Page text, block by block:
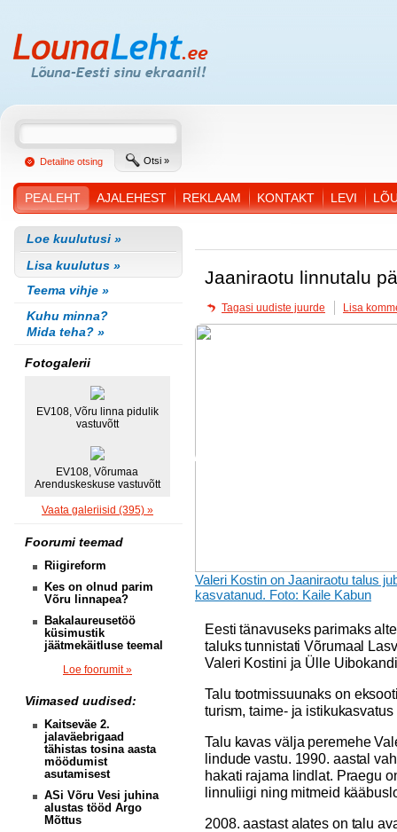
Detailne otsing Otsi »
PEALEHT AJALEHEST REKLAAM KONTAKT LEVI
Loe kuulutusi »
Lisa kuulutus »
Teema vihje »
Kuhu minna?
Mida teha? »
Fotogalerii
EV108, Võru linna pidulik
vastuvõtt
EV108, Võrumaa
Arenduskeskuse vastuvõtt
Vaata galeriisid (395) »
Foorumi teemad
Riigireform
Kes on olnud parim
Võru linnapea?
Bakalaureusetöö
küsimustik
jäätmekäitluse teemal
Loe foorumit »
Viimased uudised:
Kaitseväe 2.
jalaväebrigaad
tähistas tosina aasta
möödumist
asutamisest
ASi Võru Vesi juhina
alustas tööd Argo
Mõttus
Jaaniraotu linnutalu
Tagasi uudiste juurde Lisa
Valeri Kostin on Jaaniraotu talus
kasvatanud. Foto: Kaile Kabun
Eesti tänavuseks parimaks
taluks tunnistati Võrumaal
Valeri Kostini ja Ülle
Talu tootmissuunaks on
turism, taime- ja
Talu kavas välja peremehe
lindude vastu. 1990. aastal
hakati rajama lindlat. Praegu
linnuliigi ning mitmeid
2008. aastast alates on talu